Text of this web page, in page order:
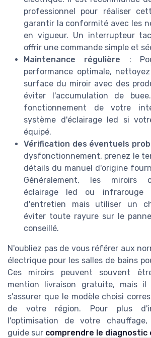
professionnel pour réaliser
garantir la conformité avec les
en vigueur. Un interrupteur
offrir une commande simple et
Maintenance régulière :
performance optimale,
surface du miroir avec des
éviter l'accumulation de
fonctionnement de votre
système d'éclairage led si
équipé.
Vérification des éventuels
dysfonctionnement, prenez le
détails du manuel d'origine
Généralement, les miroirs
éclairage led ou infrarouge
d'entretien mais utiliser un
éviter toute rayure sur le
conseillé.
N'oubliez pas de vous référer aux
électrique pour les salles de bains
Ces miroirs peuvent souvent
mention livraison gratuite, mais
s'assurer que le modèle choisi
de votre région. Pour plus
l'optimisation de votre
guide sur comprendre le diagnostic